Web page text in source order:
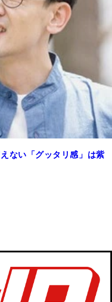
ない「グッタリ感」は紫